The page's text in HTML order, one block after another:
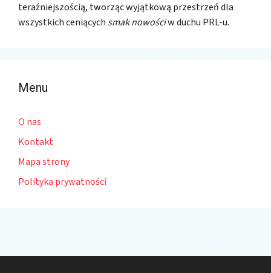
teraźniejszością, tworząc wyjątkową przestrzeń dla
wszystkich ceniących smak nowościw duchu PRL-u.
Menu
O nas
Kontakt
Mapa strony
Polityka prywatności